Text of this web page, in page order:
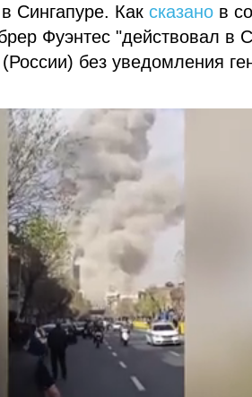
Сингапуре. Каксказано в
Фуэнтес "действовал в
без уведомления